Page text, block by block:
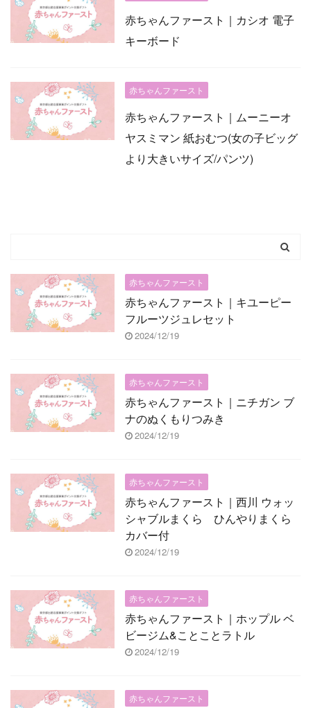
赤ちゃんファースト｜カシオ 電子
キーボード
赤ちゃんファースト
赤ちゃんファースト｜ムーニーオ
ヤスミマン 紙おむつ(女の子ビッグ
より大きいサイズ/パンツ)
赤ちゃんファースト
赤ちゃんファースト｜キユーピー
フルーツジュレセット
2024/12/19
赤ちゃんファースト
赤ちゃんファースト｜ニチガン ブ
ナのぬくもりつみき
2024/12/19
赤ちゃんファースト
赤ちゃんファースト｜西川 ウォッ
シャブルまくら ひんやりまくら
カバー付
2024/12/19
赤ちゃんファースト
赤ちゃんファースト｜ホップル ベ
ビージム&ことことラトル
2024/12/19
赤ちゃんファースト